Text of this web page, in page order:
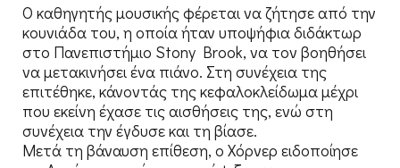
Ο καθηγητής μουσικής φέρεται να ζήτησε από την
κουνιάδα του, η οποία ήταν υποψήφια διδάκτωρ
στο Πανεπιστήμιο Stony Brook, να τον βοηθήσει
να μετακινήσει ένα πιάνο. Στη συνέχεια της
επιτέθηκε, κάνοντάς της κεφαλοκλείδωμα μέχρι
που εκείνη έχασε τις αισθήσεις της, ενώ στη
συνέχεια την έγδυσε και τη βίασε.
Μετά τη βάναυση επίθεση, ο Χόρνερ ειδοποίησε